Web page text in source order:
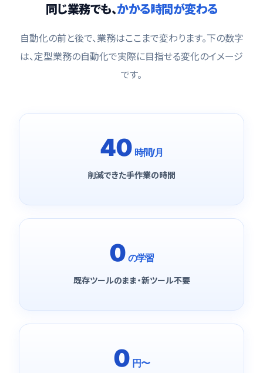
同じ業務でも、かかる時間が変わる
自動化の前と後で、業務はここまで変わります。下の数字
は、定型業務の自動化で実際に目指せる変化のイメージ
です。
40 時間/月
削減できた手作業の時間
0 の学習
既存ツールのまま・新ツール不要
0 円〜